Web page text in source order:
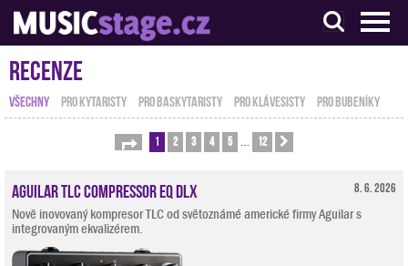
S muzikanty pro muzikanty
Recenze
VŠECHNY PRO KYTARISTY PRO BASKYTARISTY PRO KLÁVESISTY PRO BUBENÍKY
Stránka 1z 12
1 2 3 4 5 12
8. 6. 2026
Aguilar TLC Compressor EQ DLX
Nově inovovaný kompresor TLC od světoznámé americké firmy Aguilar s
integrovaným ekvalizérem.